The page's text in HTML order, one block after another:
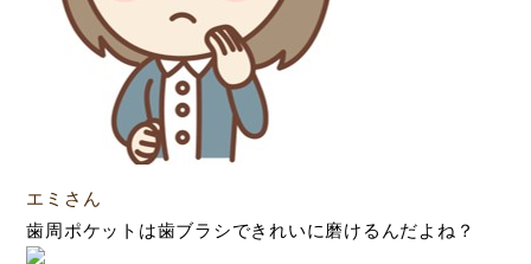
エミさん
歯周ポケットは歯ブラシできれいに磨けるんだよね？